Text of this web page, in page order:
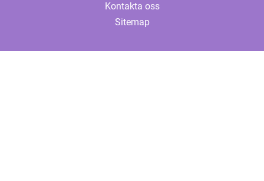
Kontakta oss
Sitemap